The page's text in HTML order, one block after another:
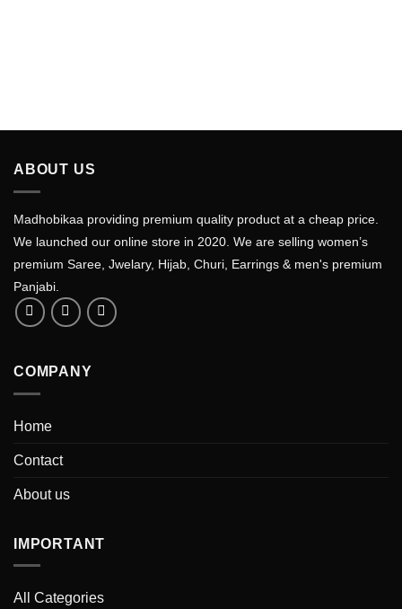
ABOUT US
Madhobikaa providing premium quality product at a cheap price.
We launched our online store in 2020. We are selling women’s
premium Saree, Jwelary, Hijab, Churi, Earrings & men's premium
Panjabi.
COMPANY
Home
Contact
About us
IMPORTANT
All Categories